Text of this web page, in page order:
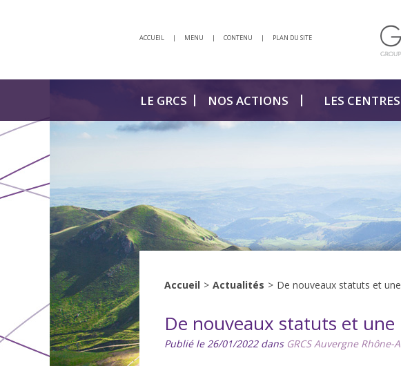
ACCUEIL | MENU | CONTENU | PLAN DU SITE
LE GRCS NOS ACTIONS LES
Accueil > Actualités > De nouveaux statuts et
De nouveaux statuts et une
Publié le 26/01/2022 dans GRCS Auvergne Rhône-